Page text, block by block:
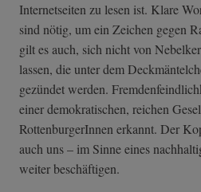
Internetseiten zu lesen ist. Klare
sind nötig, um ein Zeichen gegen
gilt es auch, sich nicht von
lassen, die unter dem
gezündet werden.
einer demokratischen, reichen
RottenburgerInnen erkannt. Der
auch uns – im Sinne eines
weiter beschäftigen.